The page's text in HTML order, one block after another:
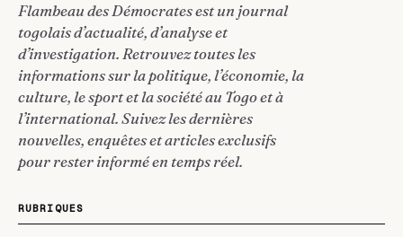
Flambeau des Démocrates est un journal
togolais d’actualité, d’analyse et
d’investigation. Retrouvez toutes les
informations sur la politique, l’économie, la
culture, le sport et la société au Togo et à
l’international. Suivez les dernières
nouvelles, enquêtes et articles exclusifs
pour rester informé en temps réel.
RUBRIQUES